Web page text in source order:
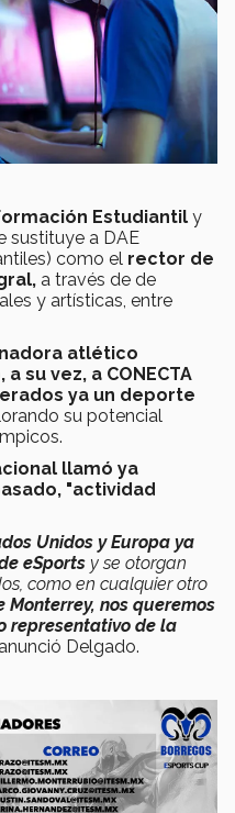
Estudiantil y
sustituye a DAE
como el rector de
a través de de
y artísticas, entre
atlético
su vez, a CONECTA
ya un deporte
su potencial
llamó ya
"actividad
Unidos y Europa ya
eSports y se otorgan
como en cualquier otro
Monterrey, nos queremos
representativo de la
anunció Delgado.